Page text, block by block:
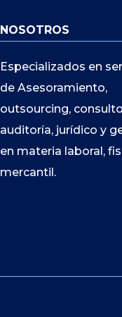
NOSOTROS
Especializados en
de Asesoramiento,
outsourcing,
auditoría, jurídico y
en materia laboral,
mercantil.